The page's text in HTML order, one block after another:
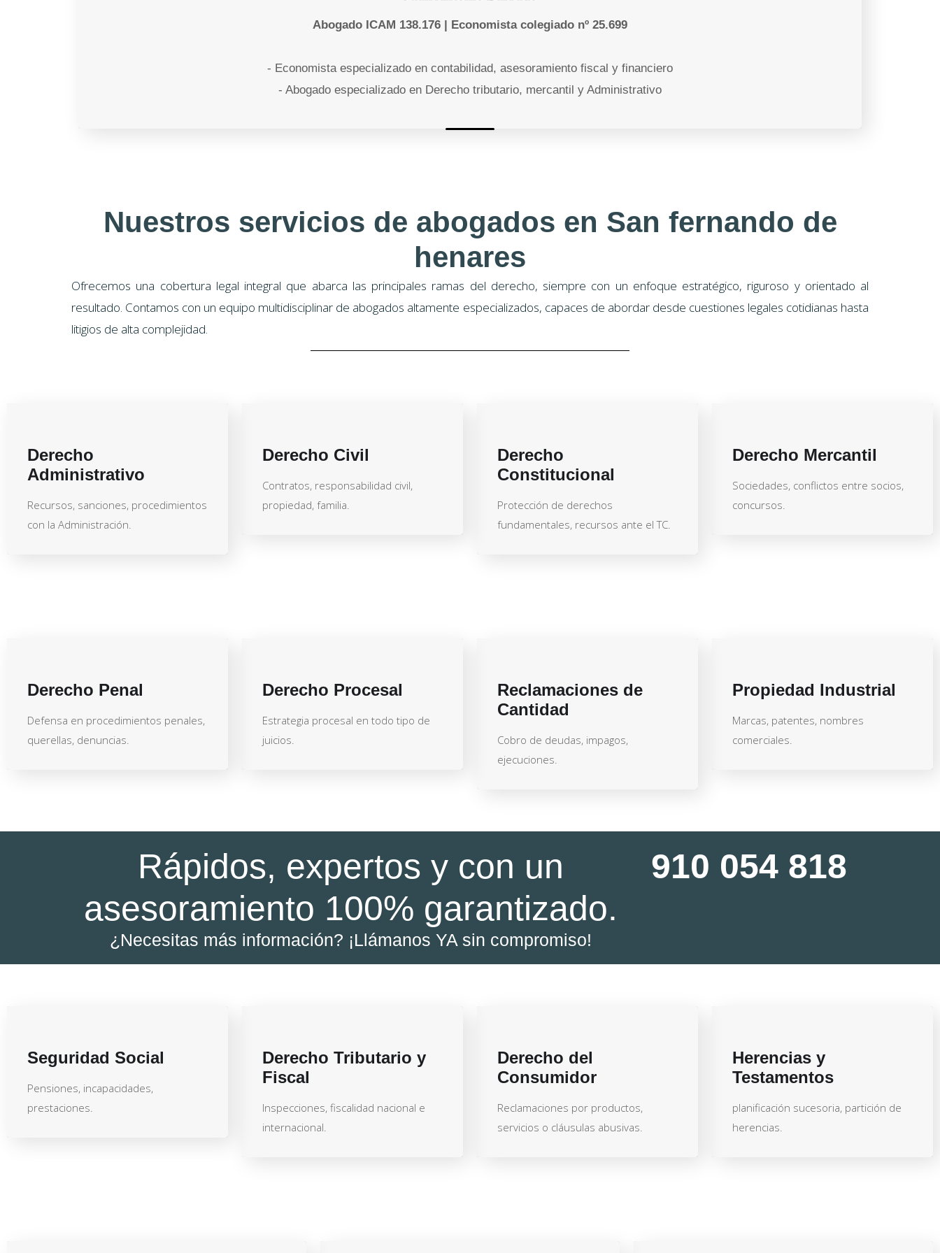
Abogado ICAM 138.176 | Economista colegiado nº 25.699
- Economista especializado en contabilidad, asesoramiento fiscal y financiero
- Abogado especializado en Derecho tributario, mercantil y Administrativo
Nuestros servicios de abogados en San fernando de
henares
Ofrecemos una cobertura legal integral que abarca las principales ramas del derecho, siempre con un enfoque estratégico, riguroso y orientado al
resultado. Contamos con un equipo multidisciplinar de abogados altamente especializados, capaces de abordar desde cuestiones legales cotidianas hasta
litigios de alta complejidad.
Derecho
Administrativo
Recursos, sanciones, procedimientos
con la Administración.
Derecho Civil
Contratos, responsabilidad civil,
propiedad, familia.
Derecho
Constitucional
Protección de derechos
fundamentales, recursos ante el TC.
Derecho Mercantil
Sociedades, conflictos entre socios,
concursos.
Derecho Penal
Defensa en procedimientos penales,
querellas, denuncias.
Derecho Procesal
Estrategia procesal en todo tipo de
juicios.
Reclamaciones de
Cantidad
Cobro de deudas, impagos,
ejecuciones.
Propiedad Industrial
Marcas, patentes, nombres
comerciales.
Rápidos, expertos y con un
asesoramiento 100% garantizado.
¿Necesitas más información? ¡Llámanos YA sin compromiso!
910 054 818
Seguridad Social
Pensiones, incapacidades,
prestaciones.
Derecho Tributario y
Fiscal
Inspecciones, fiscalidad nacional e
internacional.
Derecho del
Consumidor
Reclamaciones por productos,
servicios o cláusulas abusivas.
Herencias y
Testamentos
planificación sucesoria, partición de
herencias.